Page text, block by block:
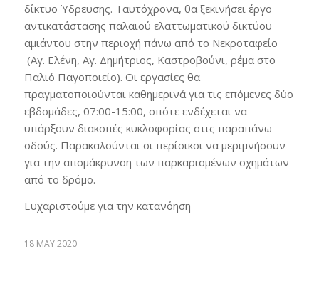
δίκτυο Ύδρευσης. Ταυτόχρονα, θα ξεκινήσει έργο
αντικατάστασης παλαιού ελαττωματικού δικτύου
αμιάντου στην περιοχή πάνω από το Νεκροταφείο
(Αγ. Ελένη, Αγ. Δημήτριος, Καστροβούνι, ρέμα στο
Παλιό Παγοποιείο). Οι εργασίες θα
πραγματοποιούνται καθημερινά για τις επόμενες δύο
εβδομάδες, 07:00-15:00, οπότε ενδέχεται να
υπάρξουν διακοπές κυκλοφορίας στις παραπάνω
οδούς. Παρακαλούνται οι περίοικοι να μεριμνήσουν
για την απομάκρυνση των παρκαρισμένων οχημάτων
από το δρόμο.
Ευχαριστούμε για την κατανόηση
18 MAY 2020